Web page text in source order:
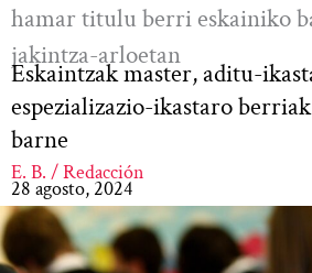
hamar titulu berri eskainiko
jakintza-arloetan
Eskaintzak master, aditu-
espezializazio-ikastaro
barne
E. B. / Redacción
28 agosto, 2024